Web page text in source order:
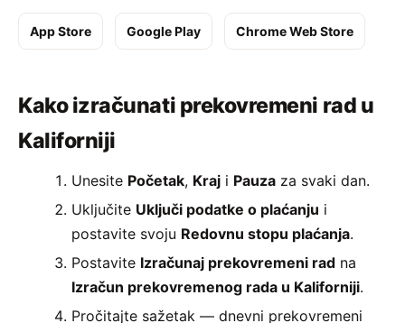
App Store Google Play Chrome Web Store
Kako izračunati prekovremeni rad u
Kaliforniji
Unesite Početak, Kraj i Pauza za svaki dan.
Uključite Uključi podatke o plaćanju i
postavite svoju Redovnu stopu plaćanja.
Postavite Izračunaj prekovremeni rad na
Izračun prekovremenog rada u Kaliforniji.
Pročitajte sažetak — dnevni prekovremeni